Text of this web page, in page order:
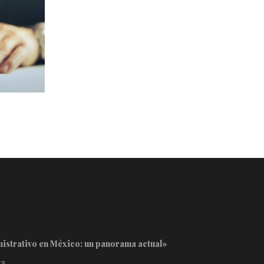
en México: un panorama actual»